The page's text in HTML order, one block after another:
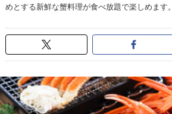
めとする新鮮な蟹料理が食べ放題で楽しめます。